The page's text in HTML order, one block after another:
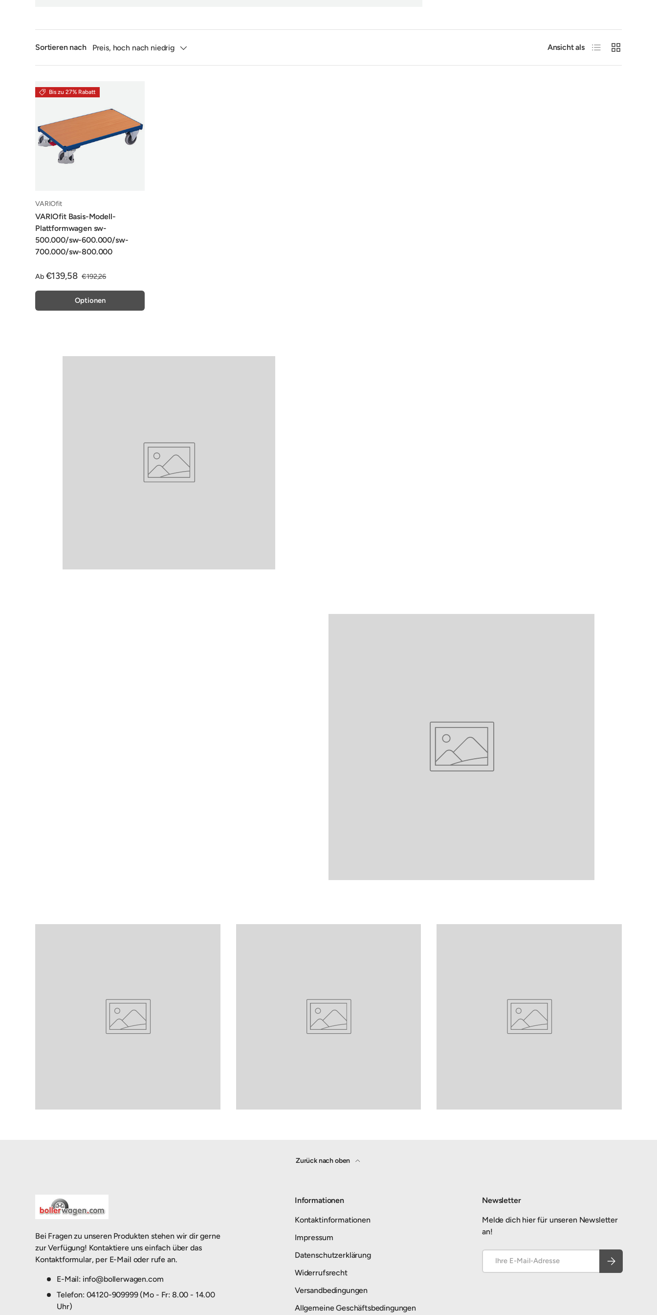
Sortieren nach Preis, hoch nach niedrig Ansicht als ProduktlisteProduktraster
Bis zu 27% Rabatt
VARIOfit
VARIOfit Basis-Modell-
Plattformwagen sw-
500.000/sw-600.000/sw-
700.000/sw-800.000
Ab €139,58 €192,26
Optionen
Zurück nach oben
Bei Fragen zu unseren Produkten stehen wir dir gerne
zur Verfügung! Kontaktiere uns einfach über das
Kontaktformular, per E-Mail oder rufe an.
E-Mail: info@bollerwagen.com
Telefon: 04120-909999 (Mo - Fr: 8.00 - 14.00
Uhr)
Informationen
Kontaktinformationen
Impressum
Datenschutzerklärung
Widerrufsrecht
Versandbedingungen
Allgemeine Geschäftsbedingungen
Newsletter
Melde dich hier für unseren Newsletter
an!
Abonnieren